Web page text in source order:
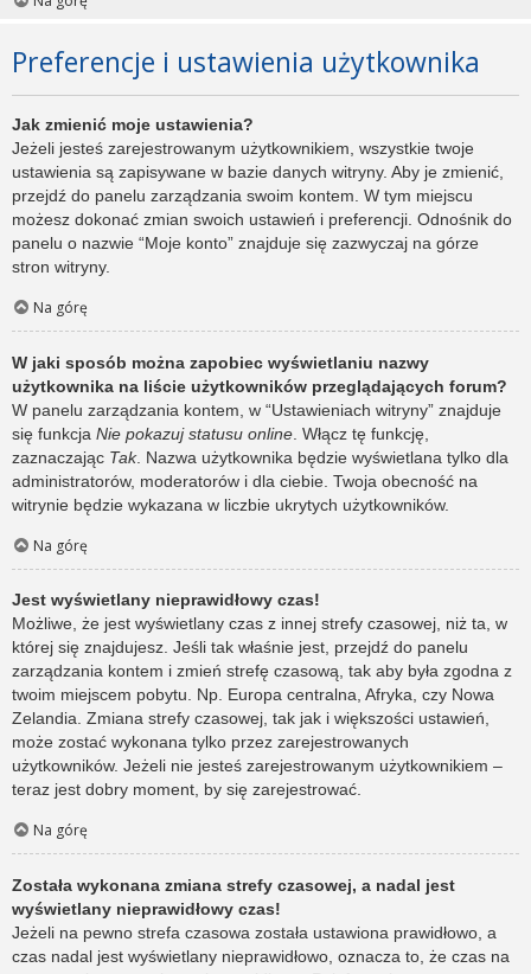
Preferencje i ustawienia użytkownika
Jak zmienić moje ustawienia?
Jeżeli jesteś zarejestrowanym użytkownikiem, wszystkie twoje
ustawienia są zapisywane w bazie danych witryny. Aby je zmienić,
przejdź do panelu zarządzania swoim kontem. W tym miejscu
możesz dokonać zmian swoich ustawień i preferencji. Odnośnik do
panelu o nazwie “Moje konto” znajduje się zazwyczaj na górze
stron witryny.
Na górę
W jaki sposób można zapobiec wyświetlaniu nazwy
użytkownika na liście użytkowników przeglądających forum?
W panelu zarządzania kontem, w “Ustawieniach witryny” znajduje
się funkcja Nie pokazuj statusu online . Włącz tę funkcję,
zaznaczając Tak. Nazwa użytkownika będzie wyświetlana tylko dla
administratorów, moderatorów i dla ciebie. Twoja obecność na
witrynie będzie wykazana w liczbie ukrytych użytkowników.
Na górę
Jest wyświetlany nieprawidłowy czas!
Możliwe, że jest wyświetlany czas z innej strefy czasowej, niż ta, w
której się znajdujesz. Jeśli tak właśnie jest, przejdź do panelu
zarządzania kontem i zmień strefę czasową, tak aby była zgodna z
twoim miejscem pobytu. Np. Europa centralna, Afryka, czy Nowa
Zelandia. Zmiana strefy czasowej, tak jak i większości ustawień,
może zostać wykonana tylko przez zarejestrowanych
użytkowników. Jeżeli nie jesteś zarejestrowanym użytkownikiem –
teraz jest dobry moment, by się zarejestrować.
Na górę
Została wykonana zmiana strefy czasowej, a nadal jest
wyświetlany nieprawidłowy czas!
Jeżeli na pewno strefa czasowa została ustawiona prawidłowo, a
czas nadal jest wyświetlany nieprawidłowo, oznacza to, że czas na